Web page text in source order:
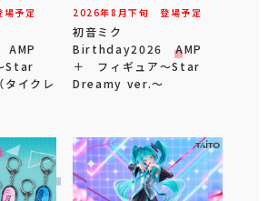
予定
Star
イクレ
2026年8 月下旬 登場予定
初音ミク
Birthday2026 AMP
＋ フィギュア～Star
Dreamy ver.～